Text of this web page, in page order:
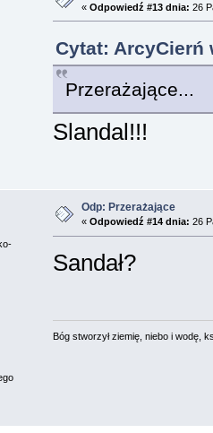
« Odpowiedź #13 dnia: 26
Cytat: ArcyCierń
Przerażające...
Slandal!!!
Odp: Przerażające
« Odpowiedź #14 dnia: 26
Sandał?
Bóg stworzył ziemię, niebo i wodę,